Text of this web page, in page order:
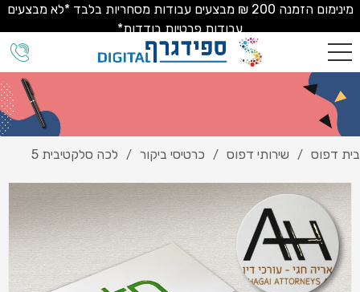
מינימום הזמנה 200 ₪ מבצעים עבודות מסחריות בלבד *לא מבצעים
עבודות פרטיות בודדות*
בית דפוס / שירותי דפוס / כרטיסי ביקור / לכה סלקטיבית 5